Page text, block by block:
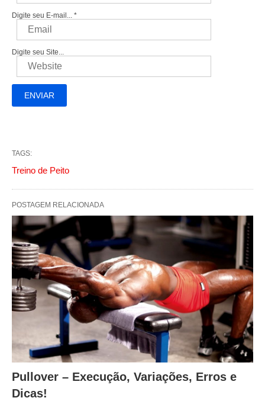
Digite seu E-mail... *
Digite seu Site...
TAGS:
Treino de Peito
POSTAGEM RELACIONADA
Pullover – Execução, Variações, Erros e
Dicas!